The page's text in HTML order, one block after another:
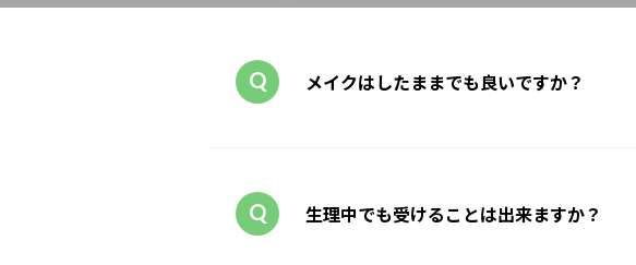
メイクはしたままでも良いですか？
生理中でも受けることは出来ますか？